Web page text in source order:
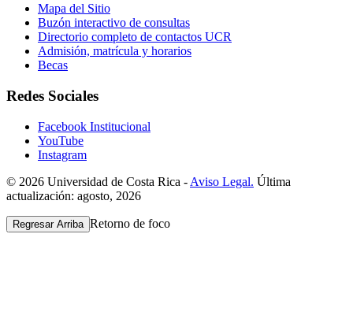
Mapa del Sitio
Buzón interactivo de consultas
Directorio completo de contactos UCR
Admisión, matrícula y horarios
Becas
Redes Sociales
Facebook Institucional
YouTube
Instagram
© 2026 Universidad de Costa Rica - Aviso Legal. Última
actualización: agosto, 2026
Regresar Arriba Retorno de foco